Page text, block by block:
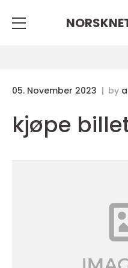
05. November 2023 by
kjøpe